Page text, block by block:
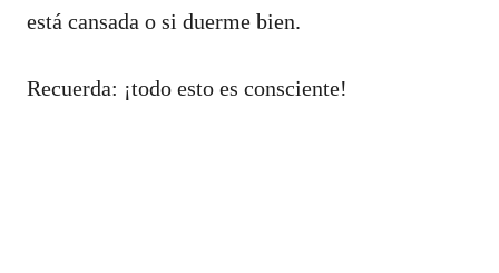
está cansada o si duerme bien.
Recuerda: ¡todo esto es consciente!